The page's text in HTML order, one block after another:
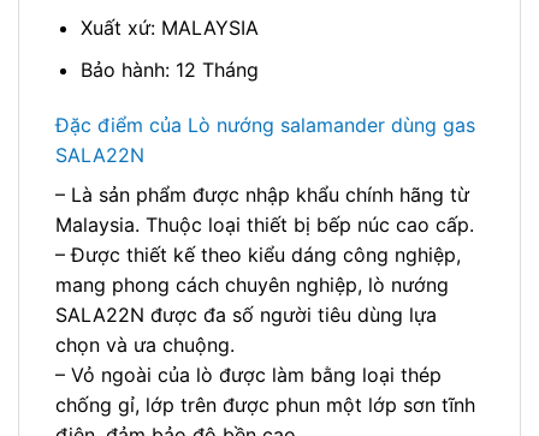
Xuất xứ: MALAYSIA
Bảo hành: 12 Tháng
Đặc điểm của Lò nướng salamander dùng gas
SALA22N
– Là sản phẩm được nhập khẩu chính hãng từ
Malaysia. Thuộc loại thiết bị bếp núc cao cấp.
– Được thiết kế theo kiểu dáng công nghiệp,
mang phong cách chuyên nghiệp, lò nướng
SALA22N được đa số người tiêu dùng lựa
chọn và ưa chuộng.
– Vỏ ngoài của lò được làm bằng loại thép
chống gỉ, lớp trên được phun một lớp sơn tĩnh